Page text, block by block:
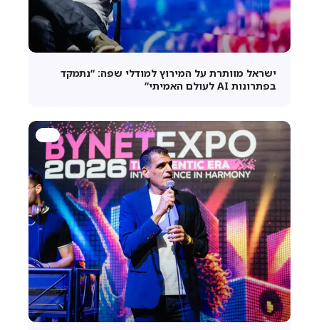
ישראל מוותרת על המירוץ למודלי שפה: “נתמקד
בפתרונות AI לעולם האמיתי”